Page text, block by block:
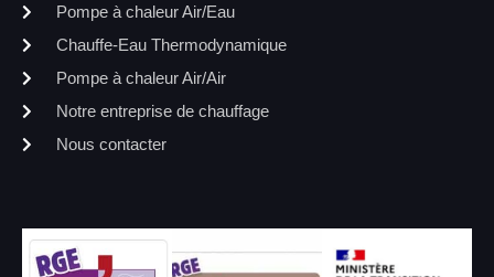
Pompe à chaleur Air/Eau
Chauffe-Eau Thermodynamique
Pompe à chaleur Air/Air
Notre entreprise de chauffage
Nous contacter